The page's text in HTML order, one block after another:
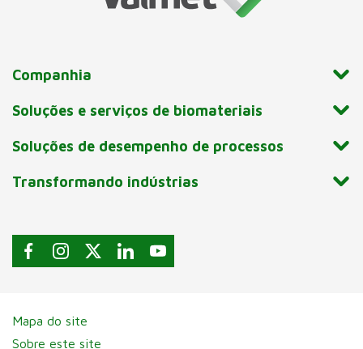
Companhia
Soluções e serviços de biomateriais
Soluções de desempenho de processos
Transformando indústrias
Mapa do site
Sobre este site